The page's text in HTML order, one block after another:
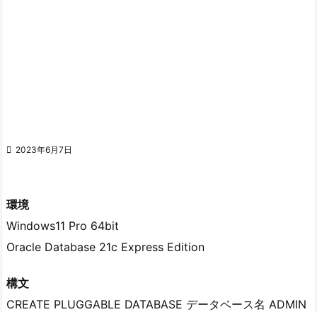
 2023年6月7日
環境
Windows11 Pro 64bit
Oracle Database 21c Express Edition
構文
CREATE PLUGGABLE DATABASE データベース名 ADMIN